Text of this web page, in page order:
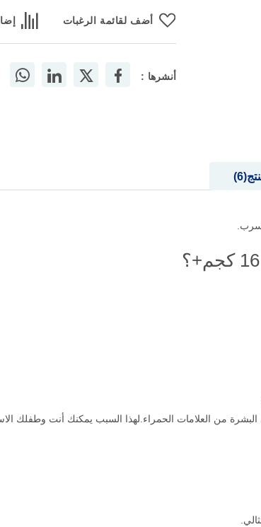
أضف لقائمة الرغبات
أنشرها :
من العلامات الحمراء.لهذا السبب يمكنك أنت وطفلك
6